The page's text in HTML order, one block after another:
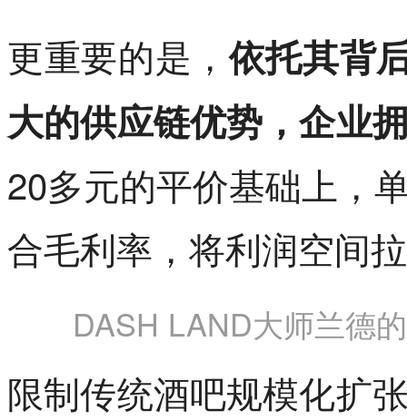
更重要的是，依托其背
大的供应链优势，企业
20多元的平价基础上，
合毛利率，将利润空间
DASH LAND大师兰德
限制传统酒吧规模化扩